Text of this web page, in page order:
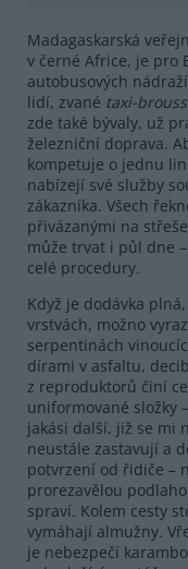
Madagaskarská
v černé Africe, je pro
autobusových
lidí, zvané taxi-
zde také bývaly, už
železniční doprava.
kompetuje o jednu
nabízejí své služby
zákazníka. Všech
přivázanými na
může trvat i půl dne
celé procedury.
Když je dodávka
vrstvách, možno
serpentinách
dírami v asfaltu,
z reproduktorů činí
uniformované složky
jakási další, již se mi
neustále zastavují a
potvrzení od řidiče –
prorezavělou
spraví. Kolem cesty
vymáhají almužny.
je nebezpečí